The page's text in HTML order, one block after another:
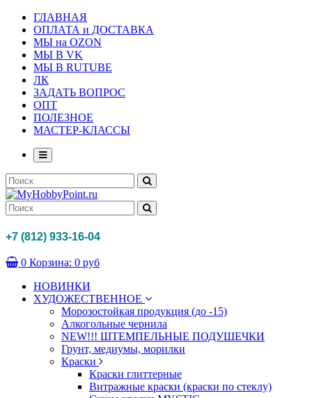
ГЛАВНАЯ
ОПЛАТА и ДОСТАВКА
МЫ на OZON
МЫ В VK
МЫ В RUTUBE
ЛК
ЗАДАТЬ ВОПРОС
ОПТ
ПОЛЕЗНОЕ
МАСТЕР-КЛАССЫ
+7 (812) 933-16-04
0 Корзина: 0 руб
НОВИНКИ
ХУДОЖЕСТВЕННОЕ
Морозостойкая продукция (до -15)
Алкогольные чернила
NEW!!! ШТЕМПЕЛЬНЫЕ ПОДУШЕЧКИ
Грунт, медиумы, морилки
Краски
Краски глиттерные
Витражные краски (краски по стеклу)